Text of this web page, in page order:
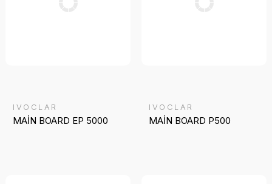
IVOCLAR
MAİN BOARD EP 5000
IVOCLAR
MAİN BOARD P500